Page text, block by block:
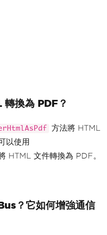
換為 PDF？
方法將 HTML
以使用
HTML 文件轉換為 PDF。
？它如何增強通信